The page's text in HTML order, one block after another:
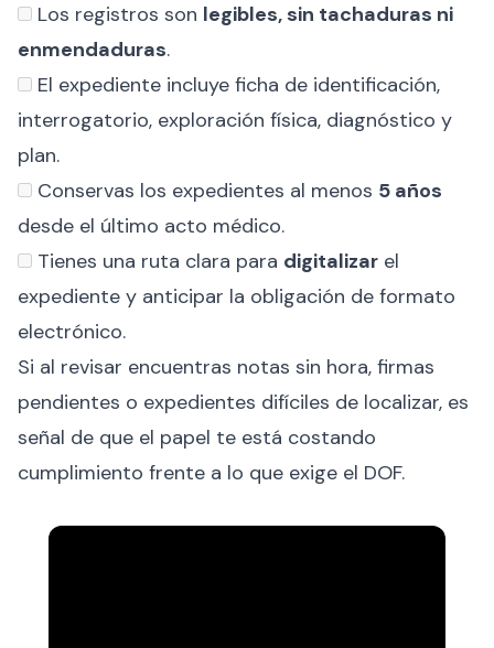
Los registros son legibles, sin tachaduras ni
enmendaduras.
El expediente incluye ficha de identificación,
interrogatorio, exploración física, diagnóstico y
plan.
Conservas los expedientes al menos 5 años
desde el último acto médico.
Tienes una ruta clara para digitalizar el
expediente y anticipar la obligación de formato
electrónico.
Si al revisar encuentras notas sin hora, firmas
pendientes o expedientes difíciles de localizar, es
señal de que el papel te está costando
cumplimiento frente a lo que exige el DOF.